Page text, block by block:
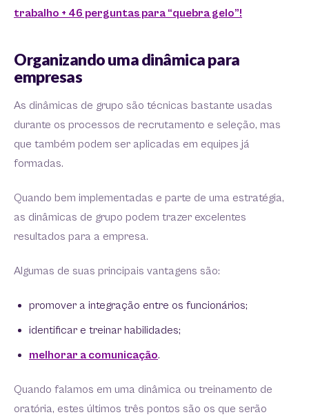
trabalho + 46 perguntas para “quebra gelo”!
Organizando uma dinâmica para
empresas
As dinâmicas de grupo são técnicas bastante usadas
durante os processos de recrutamento e seleção, mas
que também podem ser aplicadas em equipes já
formadas.
Quando bem implementadas e parte de uma estratégia,
as dinâmicas de grupo podem trazer excelentes
resultados para a empresa.
Algumas de suas principais vantagens são:
promover a integração entre os funcionários;
identificar e treinar habilidades;
melhorar a comunicação.
Quando falamos em uma dinâmica ou treinamento de
oratória, estes últimos três pontos são os que serão